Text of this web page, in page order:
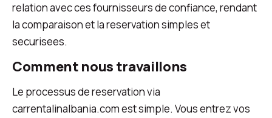
relation avec ces fournisseurs de confiance, rendant
la comparaison et la reservation simples et
securisees.
Comment nous travaillons
Le processus de reservation via
carrentalinalbania.com est simple. Vous entrez vos